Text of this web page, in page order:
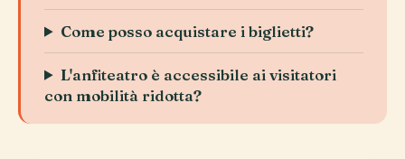
Come posso acquistare i biglietti?
L'anfiteatro è accessibile ai visitatori
con mobilità ridotta?